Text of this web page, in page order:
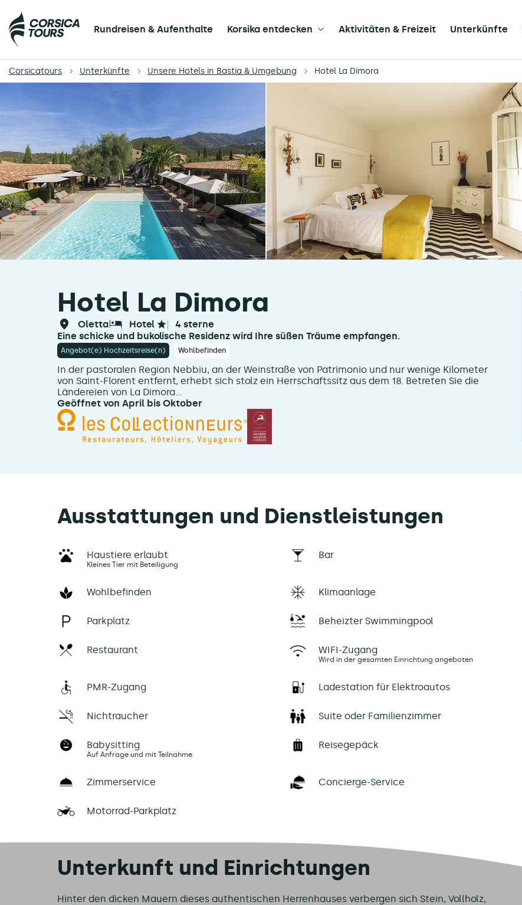
Rundreisen & Aufenthalte Korsika entdecken Aktivitäten & Freizeit Unterkünfte
Corsicatours Unterkünfte Unsere Hotels in Bastia & Umgebung Hotel La Dimora
Hotel La Dimora
oletta hotel
4 sterne
Eine schicke und bukolische Residenz wird Ihre süßen Träume empfangen.
Angebot(e) Hochzeitsreise(n) Wohlbefinden
In der pastoralen Region Nebbiu, an der Weinstraße von Patrimonio und nur wenige Kilometer
von Saint-Florent entfernt, erhebt sich stolz ein Herrschaftssitz aus dem 18. Betreten Sie die
Ländereien von La Dimora...
Geöffnet von April bis Oktober
Ausstattungen und Dienstleistungen
Haustiere erlaubt
Kleines Tier mit Beteiligung
Bar
Wohlbefinden Klimaanlage
Parkplatz Beheizter Swimmingpool
Restaurant WIFI-Zugang
Wird in der gesamten Einrichtung angeboten
PMR-Zugang Ladestation für Elektroautos
Nichtraucher Suite oder Familienzimmer
Babysitting
Auf Anfrage und mit Teilnahme
Reisegepäck
Zimmerservice Concierge-Service
Motorrad-Parkplatz
Unterkunft und Einrichtungen
Hinter den dicken Mauern dieses authentischen Herrenhauses verbergen sich Stein, Vollholz,